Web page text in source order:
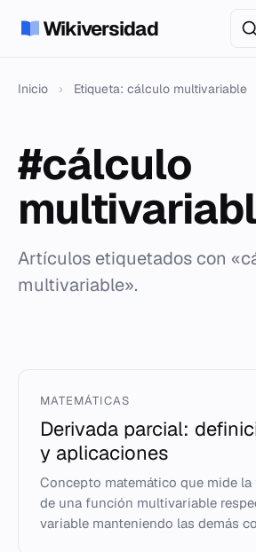
Wikiversidad
Inicio › Etiqueta: cálculo multivariable
#cálculo
Artículos etiquetados con
multivariable».
MATEMÁTICAS
Derivada parcial:
y aplicaciones
Concepto matemático que mide la
de una función multivariable
variable manteniendo las demás